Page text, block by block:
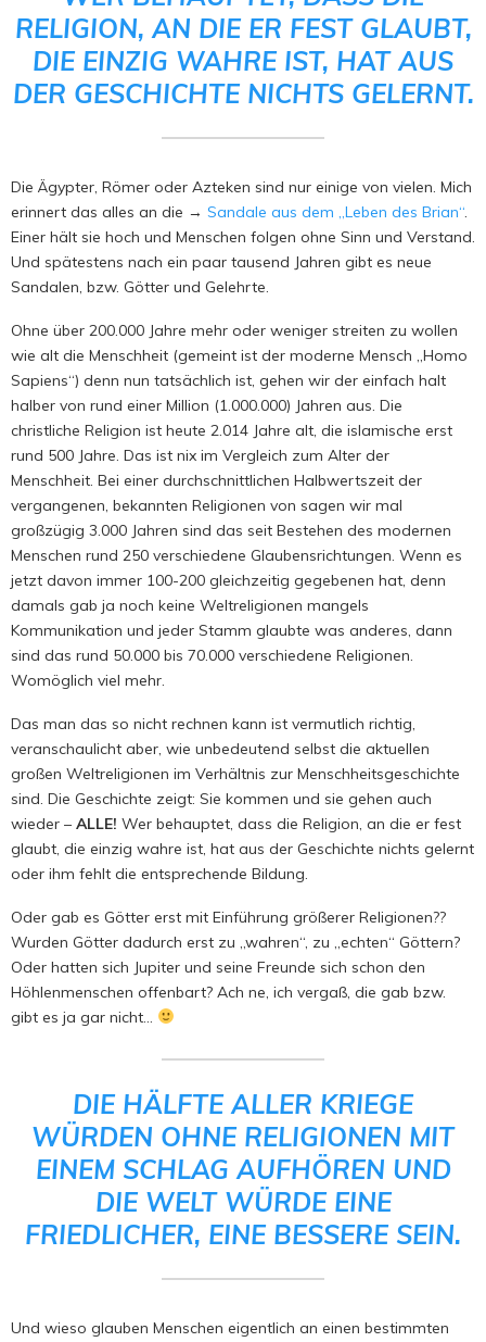
RELIGION, AN DIE ER FEST GLAUBT,
DIE EINZIG WAHRE IST, HAT AUS
DER GESCHICHTE NICHTS GELERNT.
Die Ägypter, Römer oder Azteken sind nur einige von vielen. Mich
erinnert das alles an die → Sandale aus dem „Leben des Brian“.
Einer hält sie hoch und Menschen folgen ohne Sinn und Verstand.
Und spätestens nach ein paar tausend Jahren gibt es neue
Sandalen, bzw. Götter und Gelehrte.
Ohne über 200.000 Jahre mehr oder weniger streiten zu wollen
wie alt die Menschheit (gemeint ist der moderne Mensch „Homo
Sapiens“) denn nun tatsächlich ist, gehen wir der einfach halt
halber von rund einer Million (1.000.000) Jahren aus. Die
christliche Religion ist heute 2.014 Jahre alt, die islamische erst
rund 500 Jahre. Das ist nix im Vergleich zum Alter der
Menschheit. Bei einer durchschnittlichen Halbwertszeit der
vergangenen, bekannten Religionen von sagen wir mal
großzügig 3.000 Jahren sind das seit Bestehen des modernen
Menschen rund 250 verschiedene Glaubensrichtungen. Wenn es
jetzt davon immer 100-200 gleichzeitig gegebenen hat, denn
damals gab ja noch keine Weltreligionen mangels
Kommunikation und jeder Stamm glaubte was anderes, dann
sind das rund 50.000 bis 70.000 verschiedene Religionen.
Womöglich viel mehr.
Das man das so nicht rechnen kann ist vermutlich richtig,
veranschaulicht aber, wie unbedeutend selbst die aktuellen
großen Weltreligionen im Verhältnis zur Menschheitsgeschichte
sind. Die Geschichte zeigt: Sie kommen und sie gehen auch
wieder – ALLE! Wer behauptet, dass die Religion, an die er fest
glaubt, die einzig wahre ist, hat aus der Geschichte nichts gelernt
oder ihm fehlt die entsprechende Bildung.
Oder gab es Götter erst mit Einführung größerer Religionen??
Wurden Götter dadurch erst zu „wahren“, zu „echten“ Göttern?
Oder hatten sich Jupiter und seine Freunde sich schon den
Höhlenmenschen offenbart? Ach ne, ich vergaß, die gab bzw.
gibt es ja gar nicht…
DIE HÄLFTE ALLER KRIEGE
WÜRDEN OHNE RELIGIONEN MIT
EINEM SCHLAG AUFHÖREN UND
DIE WELT WÜRDE EINE
FRIEDLICHER, EINE BESSERE SEIN.
Und wieso glauben Menschen eigentlich an einen bestimmten